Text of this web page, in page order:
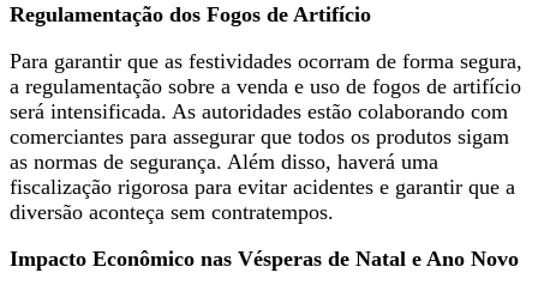
Regulamentação dos Fogos de Artifício
Para garantir que as festividades ocorram de forma segura,
a regulamentação sobre a venda e uso de fogos de artifício
será intensificada. As autoridades estão colaborando com
comerciantes para assegurar que todos os produtos sigam
as normas de segurança. Além disso, haverá uma
fiscalização rigorosa para evitar acidentes e garantir que a
diversão aconteça sem contratempos.
Impacto Econômico nas Vésperas de Natal e Ano Novo